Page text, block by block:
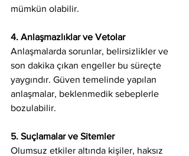
mümkün olabilir.
4. Anlaşmazlıklar ve Vetolar
Anlaşmalarda sorunlar, belirsizlikler ve
son dakika çıkan engeller bu süreçte
yaygındır. Güven temelinde yapılan
anlaşmalar, beklenmedik sebeplerle
bozulabilir.
5. Suçlamalar ve Sitemler
Olumsuz etkiler altında kişiler, haksız